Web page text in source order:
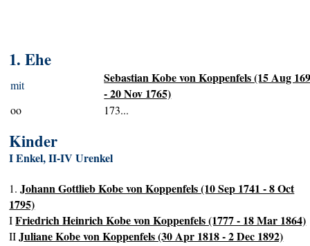
1. Ehe
mit
Sebastian Kobe von Koppenfels (15 Aug
- 20 Nov 1765)
oo 173...
Kinder
I Enkel, II-IV Urenkel
1.Johann Gottlieb Kobe von Koppenfels (10 Sep 1741 - 8 Oct
1795)
IFriedrich Heinrich Kobe von Koppenfels (1777 - 18 Mar 1864)
IIJuliane Kobe von Koppenfels (30 Apr 1818 - 2 Dec 1892)